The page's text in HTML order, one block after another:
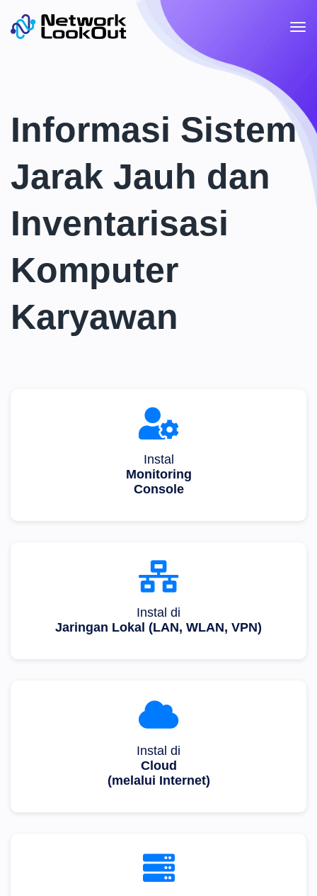
Informasi Sistem
Jarak Jauh dan
Inventarisasi
Komputer
Karyawan
Instal
Monitoring
Console
Instal di
Jaringan Lokal (LAN, WLAN, VPN)
Instal di
Cloud
(melalui Internet)